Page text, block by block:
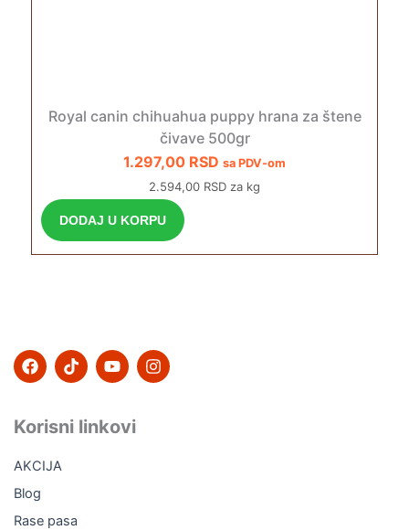
Royal canin chihuahua puppy hrana za štene
čivave 500gr
1.297,00 RSD sa PDV-om
2.594,00 RSD za kg
DODAJ U KORPU
F
a
b
o
k
T
i
o
k
Y
o
u
b
I
n
Korisni linkovi
AKCIJA
Blog
Rase pasa